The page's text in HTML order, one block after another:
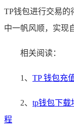
TP钱包进行交易的
中一帆风顺，实现
相关阅读：
1、 TP 钱包充
2、 tp钱包下载
程